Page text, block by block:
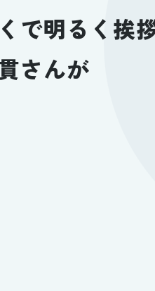
で明るく挨
さんが